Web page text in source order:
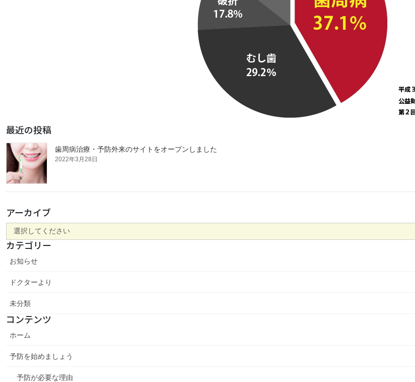
最近の投稿
歯周病治療・予防外来のサイトをオープンしました
2022年3月28日
アーカイブ
カテゴリー
お知らせ
ドクターより
未分類
コンテンツ
ホーム
予防を始めましょう
予防が必要な理由